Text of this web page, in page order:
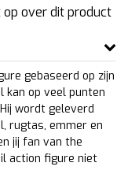
over dit product
gebaseerd op zijn
kan op veel punten
wordt geleverd
rugtas, emmer en
jij fan van the
action figure niet